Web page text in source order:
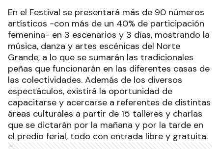
En el Festival se presentará más de 90 números
artísticos -con más de un 40% de participación
femenina- en 3 escenarios y 3 días, mostrando la
música, danza y artes escénicas del Norte
Grande, a lo que se sumarán las tradicionales
peñas que funcionarán en las diferentes casas de
las colectividades. Además de los diversos
espectáculos, existirá la oportunidad de
capacitarse y acercarse a referentes de distintas
áreas culturales a partir de 15 talleres y charlas
que se dictarán por la mañana y por la tarde en
el predio ferial, todo con entrada libre y gratuita.
Ads